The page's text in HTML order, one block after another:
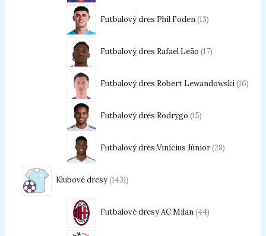
Futbalový dres Phil Foden 13
Futbalový dres Rafael Leão 17
Futbalový dres Robert Lewandowski 16
Futbalový dres Rodrygo 15
Futbalový dres Vinícius Júnior 28
Klubové dresy 1431
Futbalové dresy AC Milan 44